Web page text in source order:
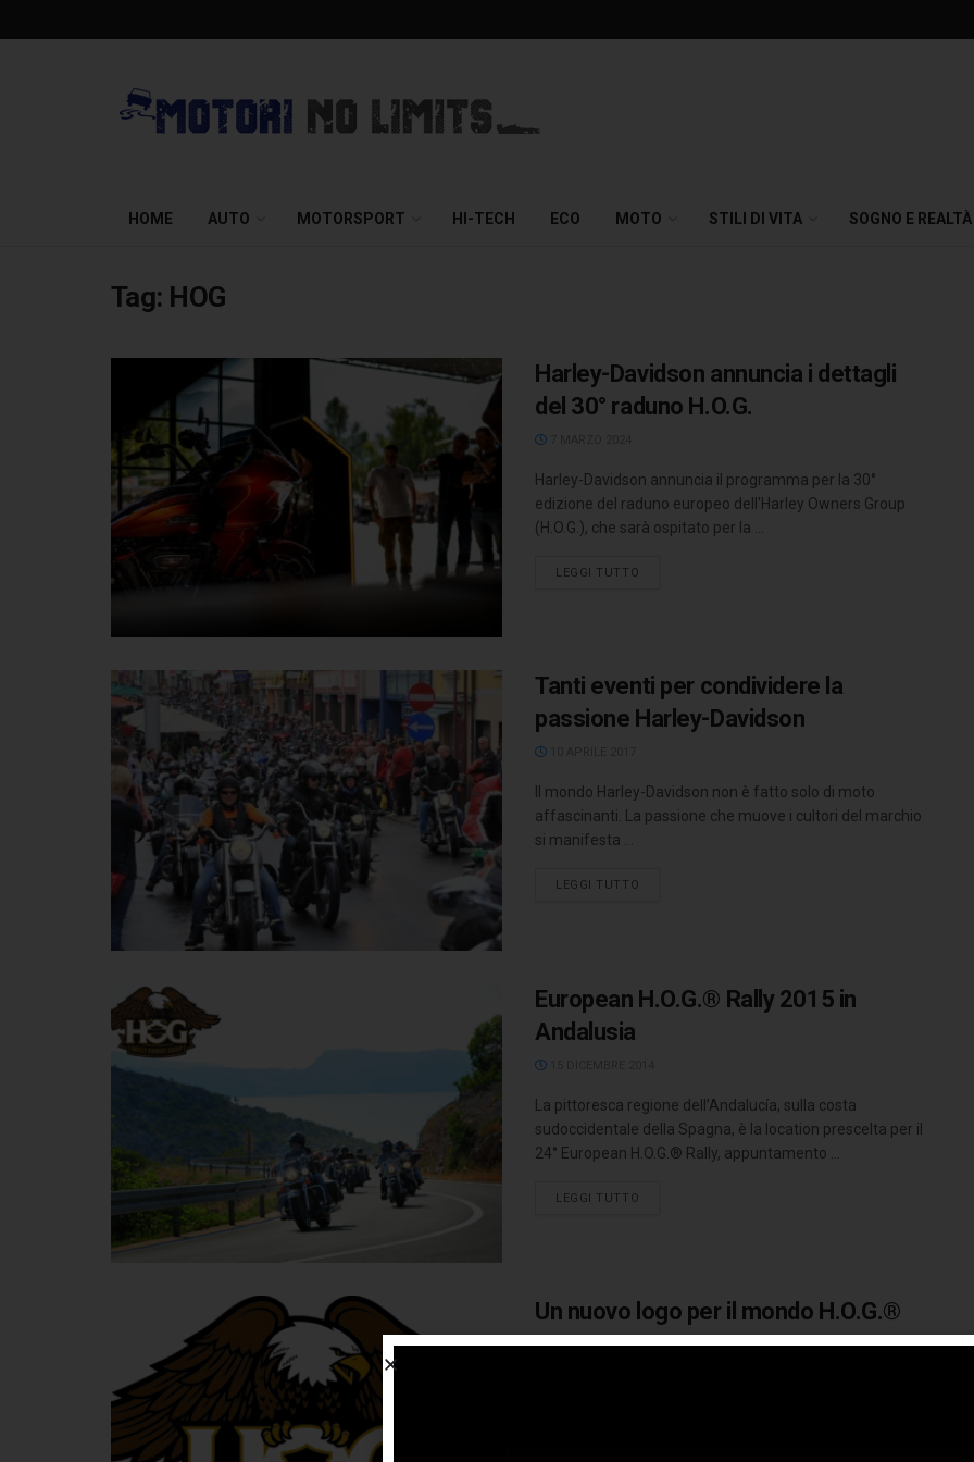
HOME AUTO MOTORSPORT HI-TECH ECO MOTO STILI DI VITA SOGNO E REALTÀ
Tag: HOG
Harley-Davidson annuncia i dettagli
del 30° raduno H.O.G.
Harley-Davidson annuncia il programma per la 30°
edizione del raduno europeo dell'Harley Owners Group
(H.O.G.), che sarà ospitato per la ...
LEGGI TUTTO
Tanti eventi per condividere la
passione Harley-Davidson
Il mondo Harley-Davidson non è fatto solo di moto
affascinanti. La passione che muove i cultori del marchio
si manifesta ...
LEGGI TUTTO
European H.O.G.® Rally 2015 in
Andalusia
La pittoresca regione dell’Andalucía, sulla costa
sudoccidentale della Spagna, è la location prescelta per il
24° European H.O.G.® Rally, appuntamento ...
LEGGI TUTTO
Un nuovo logo per il mondo H.O.G.®
19 DICEMBRE 2013